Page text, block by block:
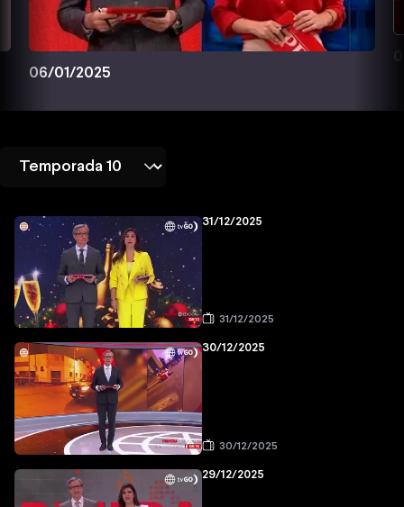
06/01/2025
31/12/2025
31/12/2025
30/12/2025
30/12/2025
29/12/2025